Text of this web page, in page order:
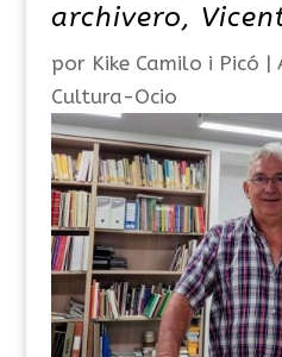
archivero,
por Kike Camilo i Picó |
Cultura-Ocio